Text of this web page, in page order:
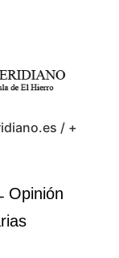
/ +
Opinión